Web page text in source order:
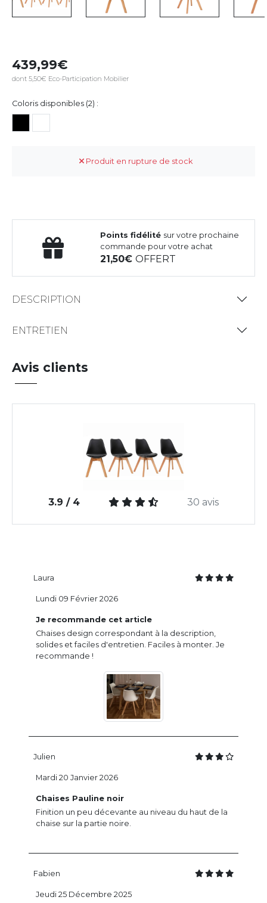
439,99
dont 5,50€ Eco-Participation Mobilier
Coloris disponibles (2) :
Produit en rupture de stock
Points fidélité sur votre prochaine
commande pour votre achat
21,50OFFERT
DESCRIPTION
ENTRETIEN
Avis clients
3.9 / 4 30 avis
Laura
Je recommande cet article
Chaises design correspondant à la description,
solides et faciles d'entretien. Faciles à monter. Je
recommande !
Lundi 09 Février 2026
Julien
Chaises Pauline noir
Finition un peu décevante au niveau du haut de la
chaise sur la partie noire.
Mardi 20 Janvier 2026
Fabien
Jeudi 25 Décembre 2025